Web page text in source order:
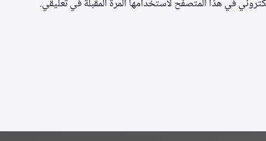
في هذا المتصفح لاستخدامها المرة المقبلة في تعليقي.